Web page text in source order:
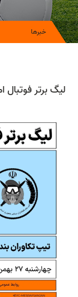
خبرها
لیگ برتر فوتبال